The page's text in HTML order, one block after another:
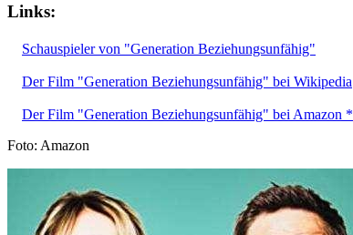
Links:
Schauspieler von "Generation Beziehungsunfähig"
Der Film "Generation Beziehungsunfähig" bei Wikipedia
Der Film "Generation Beziehungsunfähig" bei Amazon *
Foto: Amazon